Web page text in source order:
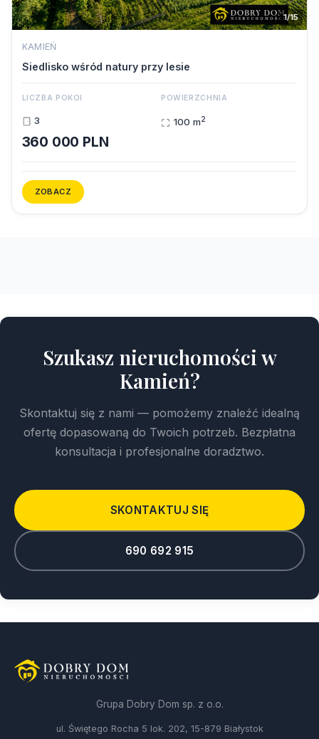
1/15
KAMIEŃ
Siedlisko wśród natury przy lesie
LICZBA POKOI
3
POWIERZCHNIA
100 m2
360 000 PLN
ZOBACZ
Szukasz nieruchomości w
Kamień?
Skontaktuj się z nami — pomożemy znaleźć idealną
ofertę dopasowaną do Twoich potrzeb. Bezpłatna
konsultacja i profesjonalne doradztwo.
SKONTAKTUJ SIĘ
690 692 915
Grupa Dobry Dom sp. z o.o.
ul. Świętego Rocha 5 lok. 202, 15-879 Białystok